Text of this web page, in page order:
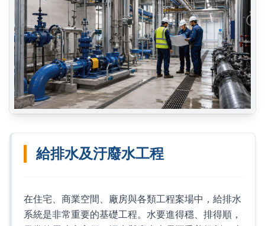
給排水及汙廢水工程
在住宅、商業空間、廠房與各類工程案場中，給排水
系統是非常重要的基礎工程。水要進得穩、排得順，